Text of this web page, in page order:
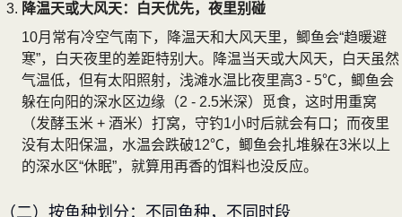
降温天或大风天：白天优先，夜里别碰
10月常有冷空气南下，降温天和大风天里，鲫鱼会“趋暖避
寒”，白天夜里的差距特别大。降温当天或大风天，白天虽然
气温低，但有太阳照射，浅滩水温比夜里高3 - 5℃，鲫鱼会
躲在向阳的深水区边缘（2 - 2.5米深）觅食，这时用重窝
（发酵玉米 + 酒米）打窝，守钓1小时后就会有口；而夜里
没有太阳保温，水温会跌破12℃，鲫鱼会扎堆躲在3米以上
的深水区“休眠”，就算用再香的饵料也没反应。
（二）按鱼种划分：不同鱼种，不同时段